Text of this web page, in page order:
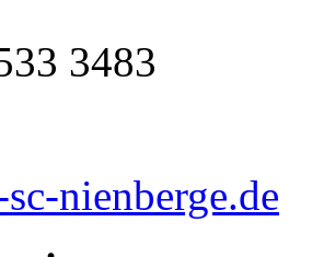
3483
nienberge.de